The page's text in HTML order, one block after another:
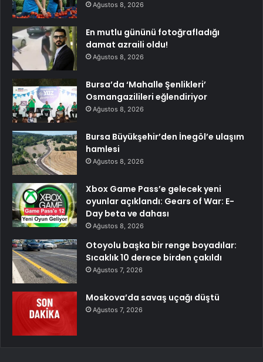
Ağustos 8, 2026
En mutlu gününü fotoğrafladığı
damat azraili oldu!
Ağustos 8, 2026
Bursa’da ‘Mahalle Şenlikleri’
Osmangazilileri eğlendiriyor
Ağustos 8, 2026
Bursa Büyükşehir’den İnegöl’e ulaşım
hamlesi
Ağustos 8, 2026
Xbox Game Pass’e gelecek yeni
oyunlar açıklandı: Gears of War: E-
Day beta ve dahası
Ağustos 8, 2026
Otoyolu başka bir renge boyadılar:
Sıcaklık 10 derece birden çakıldı
Ağustos 7, 2026
Moskova’da savaş uçağı düştü
Ağustos 7, 2026